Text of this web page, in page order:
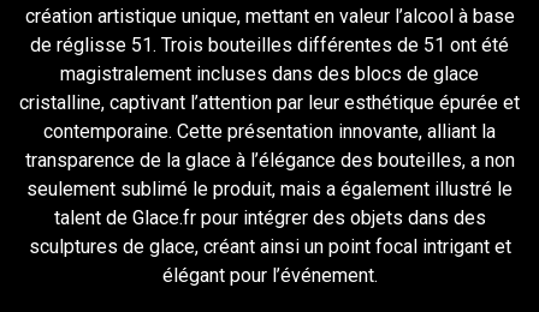
créationartistique unique, mettant en valeur l’alcool à base
de réglisse 51. Trois bouteilles différentes de 51 ont été
magistralement incluses dans des blocs de glace
cristalline, captivant l’attention par leur esthétique épurée et
contemporaine. Cette présentation innovante, alliant la
transparence de la glaceà l’élégance des bouteilles, a non
seulement sublimé le produit, mais a également illustré le
talent de Glace.fr pour intégrer des objets dans des
sculptures de glace, créant ainsi un point focal intrigant et
élégant pour l’événement.